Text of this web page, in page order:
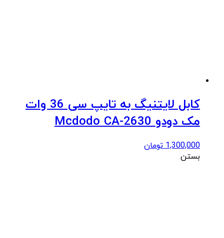
کابل لایتنیگ به تایپ سی 36 وات
مک دودو Mcdodo CA-2630
1,300,000 تومان
بستن